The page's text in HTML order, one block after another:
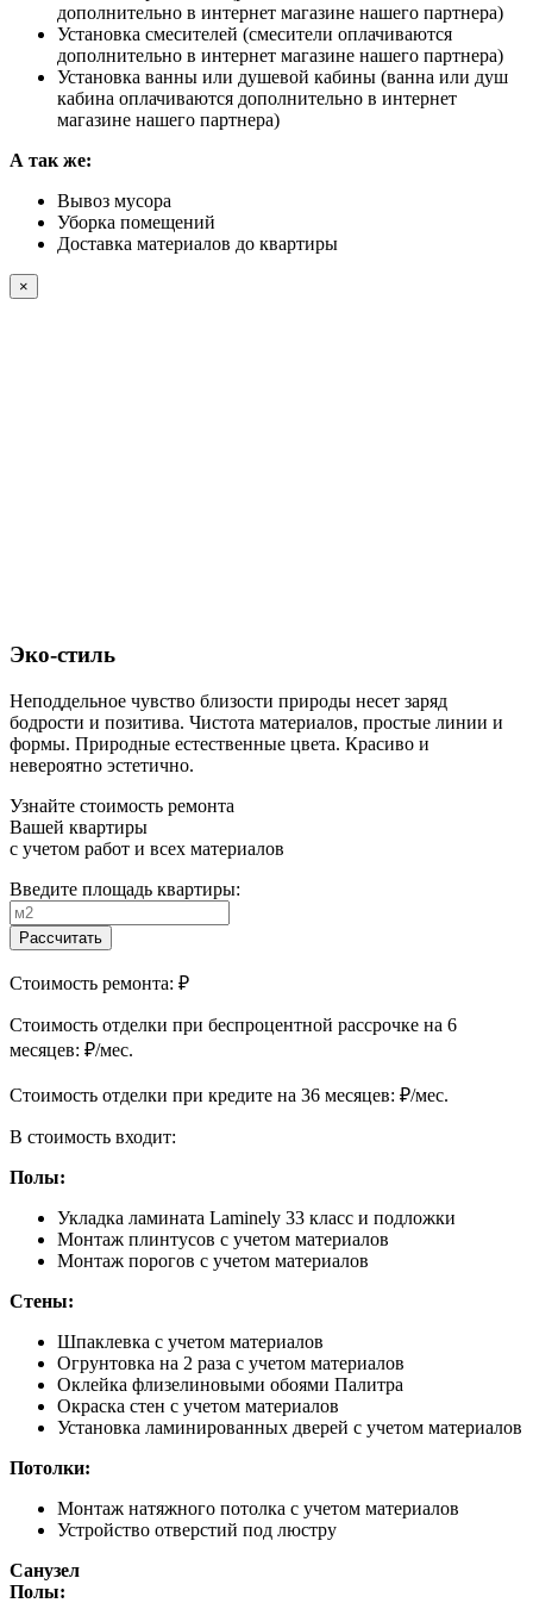
дополнительно в интернет магазине нашего партнера)
Установка смесителей (смесители оплачиваются
дополнительно в интернет магазине нашего партнера)
Установка ванны или душевой кабины (ванна или душ
кабина оплачиваются дополнительно в интернет
магазине нашего партнера)
А так же:
Вывоз мусора
Уборка помещений
Доставка материалов до квартиры
×
Эко-стиль
Неподдельное чувство близости природы несет заряд
бодрости и позитива. Чистота материалов, простые линии и
формы. Природные естественные цвета. Красиво и
невероятно эстетично.
Узнайте стоимость ремонта
Вашей квартиры
с учетом работ и всех материалов
Введите площадь квартиры:
Рассчитать
Стоимость ремонта: ₽
Cтоимость отделки при беспроцентной рассрочке на 6
месяцев: ₽/мес.
Cтоимость отделки при кредите на 36 месяцев: ₽/мес.
В стоимость входит:
Полы:
Укладка ламината Laminely 33 класс и подложки
Монтаж плинтусов с учетом материалов
Монтаж порогов с учетом материалов
Стены:
Шпаклевка с учетом материалов
Огрунтовка на 2 раза с учетом материалов
Оклейка флизелиновыми обоями Палитра
Окраска стен с учетом материалов
Установка ламинированных дверей с учетом материалов
Потолки:
Монтаж натяжного потолка с учетом материалов
Устройство отверстий под люстру
Санузел
Полы: